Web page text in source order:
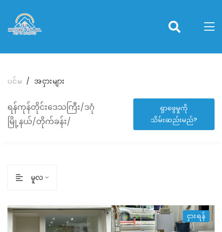
ပင်မ အငှားများ
ရန်ကုန်တိုင်းဒေသကြီး/ဒဂုံ
မြို့နယ်/တိုက်ခန်း/
ရှာဖွေမှုကို
သိမ်းဆည်းမည်?
မူလ
ငှားရန်